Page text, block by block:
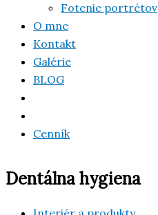
Fotenie portrétov
O mne
Kontakt
Galérie
BLOG
Cenník
Dentálna hygiena